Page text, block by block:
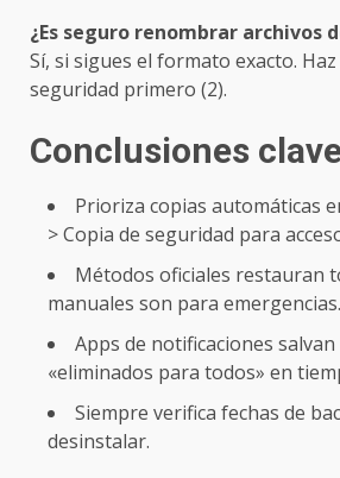
¿Es seguro renombrar archivos
Sí, si sigues el formato exacto.
seguridad primero (2).
Conclusiones
Prioriza copias automáticas
> Copia de seguridad para
Métodos oficiales restauran
manuales son para emergencias.
Apps de notificaciones salvan
«eliminados para todos» en
Siempre verifica fechas de
desinstalar.